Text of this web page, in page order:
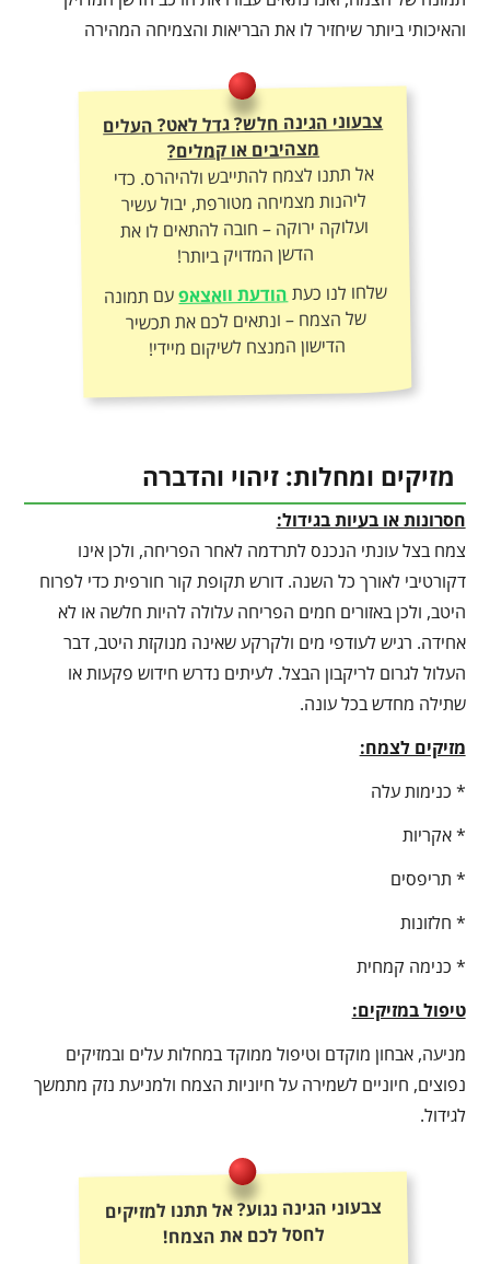
והאיכותי ביותר שיחזיר לו את הבריאות והצמיחה המהירה
צבעוני הגינה חלש? גדל לאט? העלים
מצהיבים או קמלים?
אל תתנו לצמח להתייבש ולהיהרס. כדי
ליהנות מצמיחה מטורפת, יבול עשיר
ועלוקה ירוקה – חובה להתאים לו את
הדשן המדויק ביותר!
שלחו לנו כעתהודעת וואצאפעם תמונה
של הצמח – ונתאים לכם את תכשיר
הדישון המנצח לשיקום מיידי!
מזיקים ומחלות: זיהוי והדברה
חסרונות או בעיות בגידול:
צמח בצל עונתי הנכנס לתרדמה לאחר הפריחה, ולכן אינו
דקורטיבי לאורך כל השנה. דורש תקופת קור חורפית כדי לפרוח
היטב, ולכן באזורים חמים הפריחה עלולה להיות חלשה או לא
אחידה. רגיש לעודפי מים ולקרקע שאינה מנוקזת היטב, דבר
העלול לגרום לריקבון הבצל. לעיתים נדרש חידוש פקעות או
שתילה מחדש בכל עונה.
מזיקים לצמח:
* כנימות עלה
* אקריות
* תריפסים
* חלזונות
* כנימה קמחית
טיפול במזיקים:
מניעה, אבחון מוקדם וטיפול ממוקד במחלות עלים ובמזיקים
נפוצים, חיוניים לשמירה על חיוניות הצמח ולמניעת נזק מתמשך
לגידול.
צבעוני הגינה נגוע? אל תתנו למזיקים
לחסל לכם את הצמח!